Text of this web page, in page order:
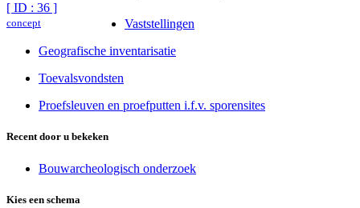
[ ID : 36 ]
concept
Vaststellingen
Geografische inventarisatie
Toevalsvondsten
Proefsleuven en proefputten i.f.v. sporensites
Recent door u bekeken
Bouwarcheologisch onderzoek
Kies een schema